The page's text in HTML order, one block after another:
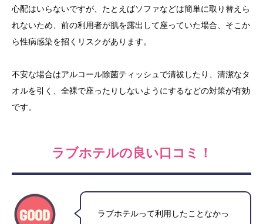
心配はいらないですが、たとえばソファなどは簡単に取り替えら
れないため、前の利用者が肌を露出して座っていた場合、そこか
ら性病感染を招くリスクがあります。
不安な場合はアルコール除菌ティッシュで清祓したり、清潔なタ
オルを引く、全裸で座ったりしないようにするなどの対策が有効
です。
ラブホテルの良い口コミ！
ラブホテルって利用したことなかっ